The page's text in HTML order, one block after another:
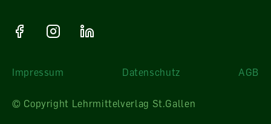
Impressum Datenschutz AGB
© Copyright Lehrmittelverlag St.Gallen